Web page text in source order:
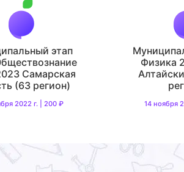
этап
Самарская
(63 регион)
2022 г. | 200 ₽
Физика
14 ноября